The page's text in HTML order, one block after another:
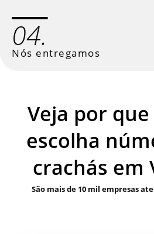
04.
Nós entregamos
Veja por
escolha
crachás em
São mais de 10 mil empresas